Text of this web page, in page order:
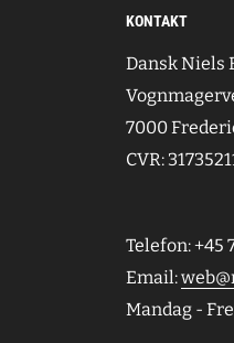
KONTAKT
Dansk Niels
7000
CVR:
Telefon: +45
Email:
Mandag -